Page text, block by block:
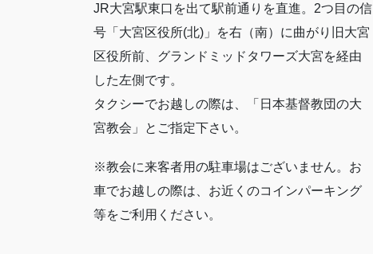
JR大宮駅東口を出て駅前通りを直進。2つ目の信
号「大宮区役所(北)」を右（南）に曲がり旧大宮
区役所前、グランドミッドタワーズ大宮を経由
した左側です。
タクシーでお越しの際は、「日本基督教団の大
宮教会」とご指定下さい。
※教会に来客者用の駐車場はございません。お
車でお越しの際は、お近くのコインパーキング
等をご利用ください。